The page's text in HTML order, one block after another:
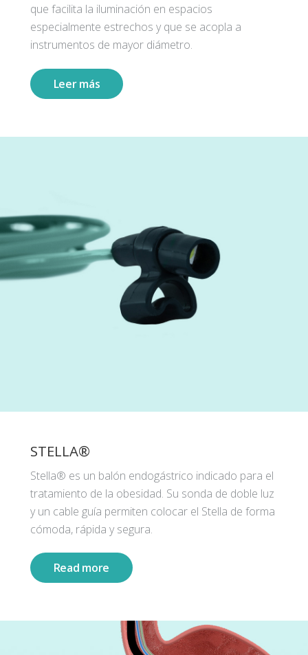
que facilita la iluminación en espacios
especialmente estrechos y que se acopla a
instrumentos de mayor diámetro.
Leer más
STELLA®
Stella® es un balón endogástrico indicado para el
tratamiento de la obesidad. Su sonda de doble luz
y un cable guía permiten colocar el Stella de forma
cómoda, rápida y segura.
Read more